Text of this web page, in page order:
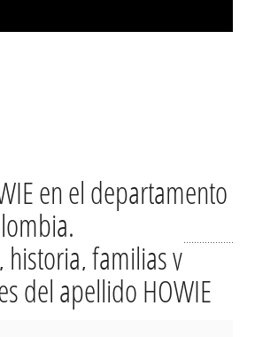
en el departamento
historia, familias y
del apellido HOWIE